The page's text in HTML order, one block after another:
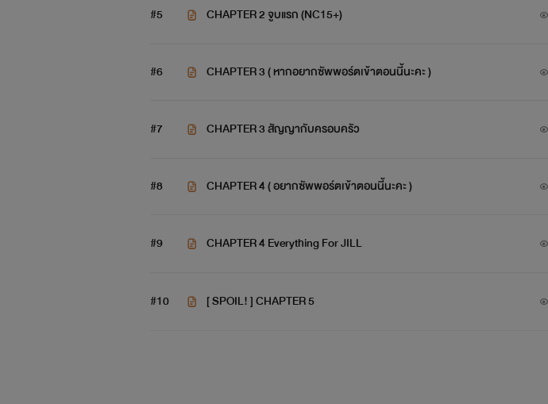
* - * - * -
* - * - * -
#5 CHAPTER 2 จูบแรก (NC15+)
#6 CHAPTER 3 ( หากอยากซัพพอร์ตเข้าตอนนี้นะคะ )
#7 CHAPTER 3 สัญญากับครอบครัว
#8 CHAPTER 4 ( อยากซัพพอร์ตเข้าตอนนี้นะคะ )
#9 CHAPTER 4 Everything For JILL
#10 [ SPOIL! ] CHAPTER 5